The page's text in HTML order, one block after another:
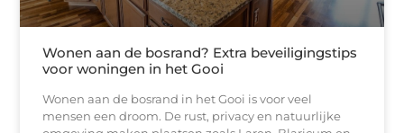
Wonen aan de bosrand? Extra beveiligingstips
voor woningen in het Gooi
Wonen aan de bosrand in het Gooi is voor veel
mensen een droom. De rust, privacy en natuurlijke